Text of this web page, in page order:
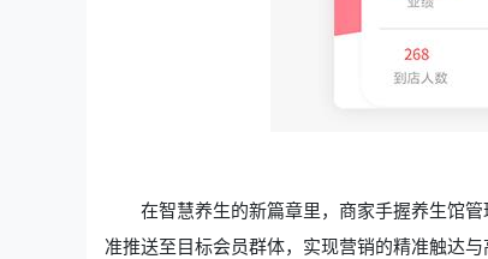
在智慧养生的新篇章里，商家手握养生馆
准推送至目标会员群体，实现营销的精准触达